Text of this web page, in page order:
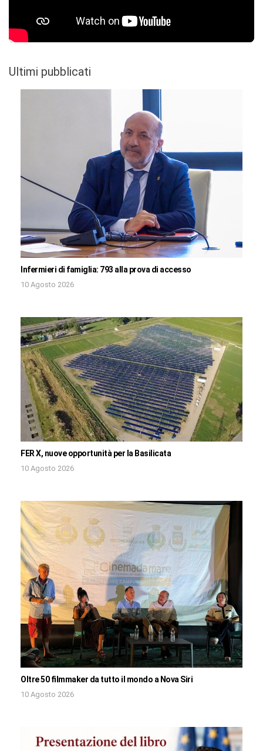
Ultimi pubblicati
Infermieri di famiglia: 793 alla prova di accesso
10 Agosto 2026
FER X, nuove opportunità per la Basilicata
10 Agosto 2026
Oltre 50 filmmaker da tutto il mondo a Nova Siri
10 Agosto 2026